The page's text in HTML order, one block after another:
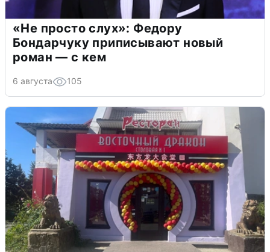
«Не просто слух»: Федору
Бондарчуку приписывают новый
роман — с кем
6 августа 105